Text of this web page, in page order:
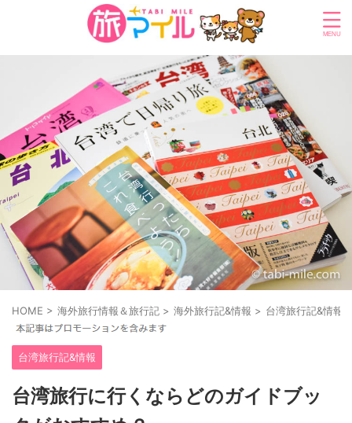
HOME > 海外旅行情報＆旅行記 > 海外旅行記&情報 > 台湾旅行記&情報
台湾旅行記&情報
台湾旅行に行くならどのガイドブッ